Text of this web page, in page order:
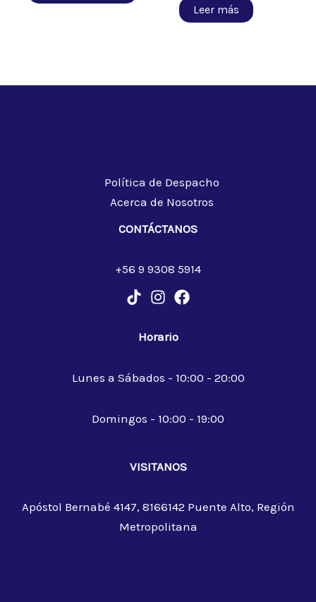
Leer más
Política de Despacho
Acerca de Nosotros
CONTÁCTANOS
+56 9 9308 5914
Horario
Lunes a Sábados - 10:00 - 20:00
Domingos - 10:00 - 19:00
VISITANOS
Apóstol Bernabé 4147, 8166142 Puente Alto, Región
Metropolitana